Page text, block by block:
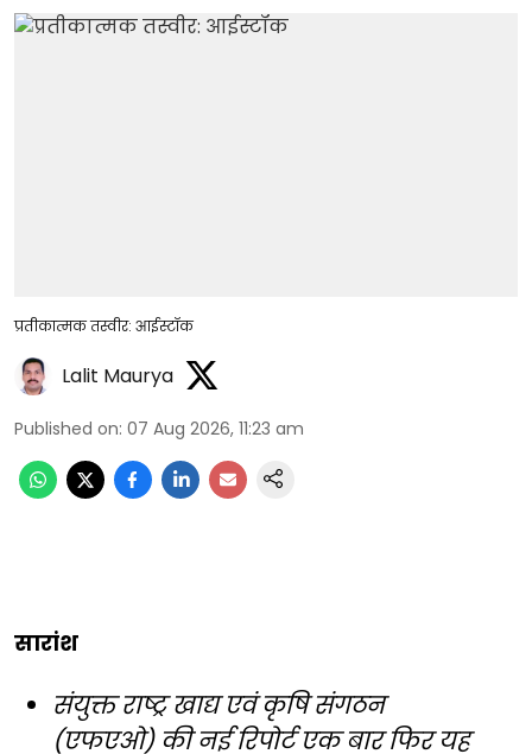
प्रतीकात्मक तस्वीर: आईस्टॉक
Lalit Maurya
Published on: 07 Aug 2026, 11:23 am
सारांश
संयुक्त राष्ट्र खाद्य एवं कृषि संगठन
(एफएओ) की नई रिपोर्ट एक बार फिर यह